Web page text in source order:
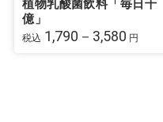
植物乳酸菌飲料「毎日千
億」
税込 1,790－3,580 円